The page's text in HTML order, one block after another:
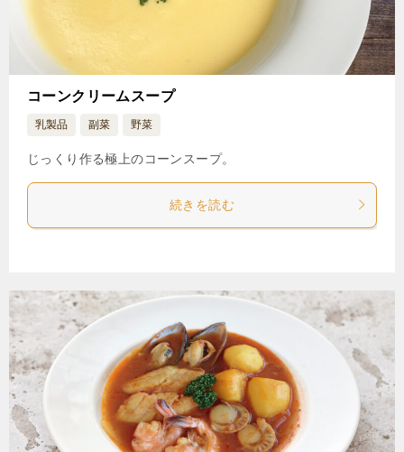
コーンクリームスープ
乳製品 副菜 野菜
じっくり作る極上のコーンスープ。
続きを読む